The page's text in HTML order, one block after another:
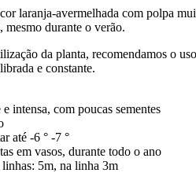
laranja-avermelhada com polpa
mesmo durante o verão.
da planta, recomendamos o
e constante.
intensa, com poucas sementes
até -6 ° -7 °
em vasos, durante todo o ano
linhas: 5m, na linha 3m